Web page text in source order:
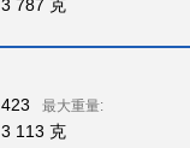
3 787 克
423 最大重量:
3 113 克